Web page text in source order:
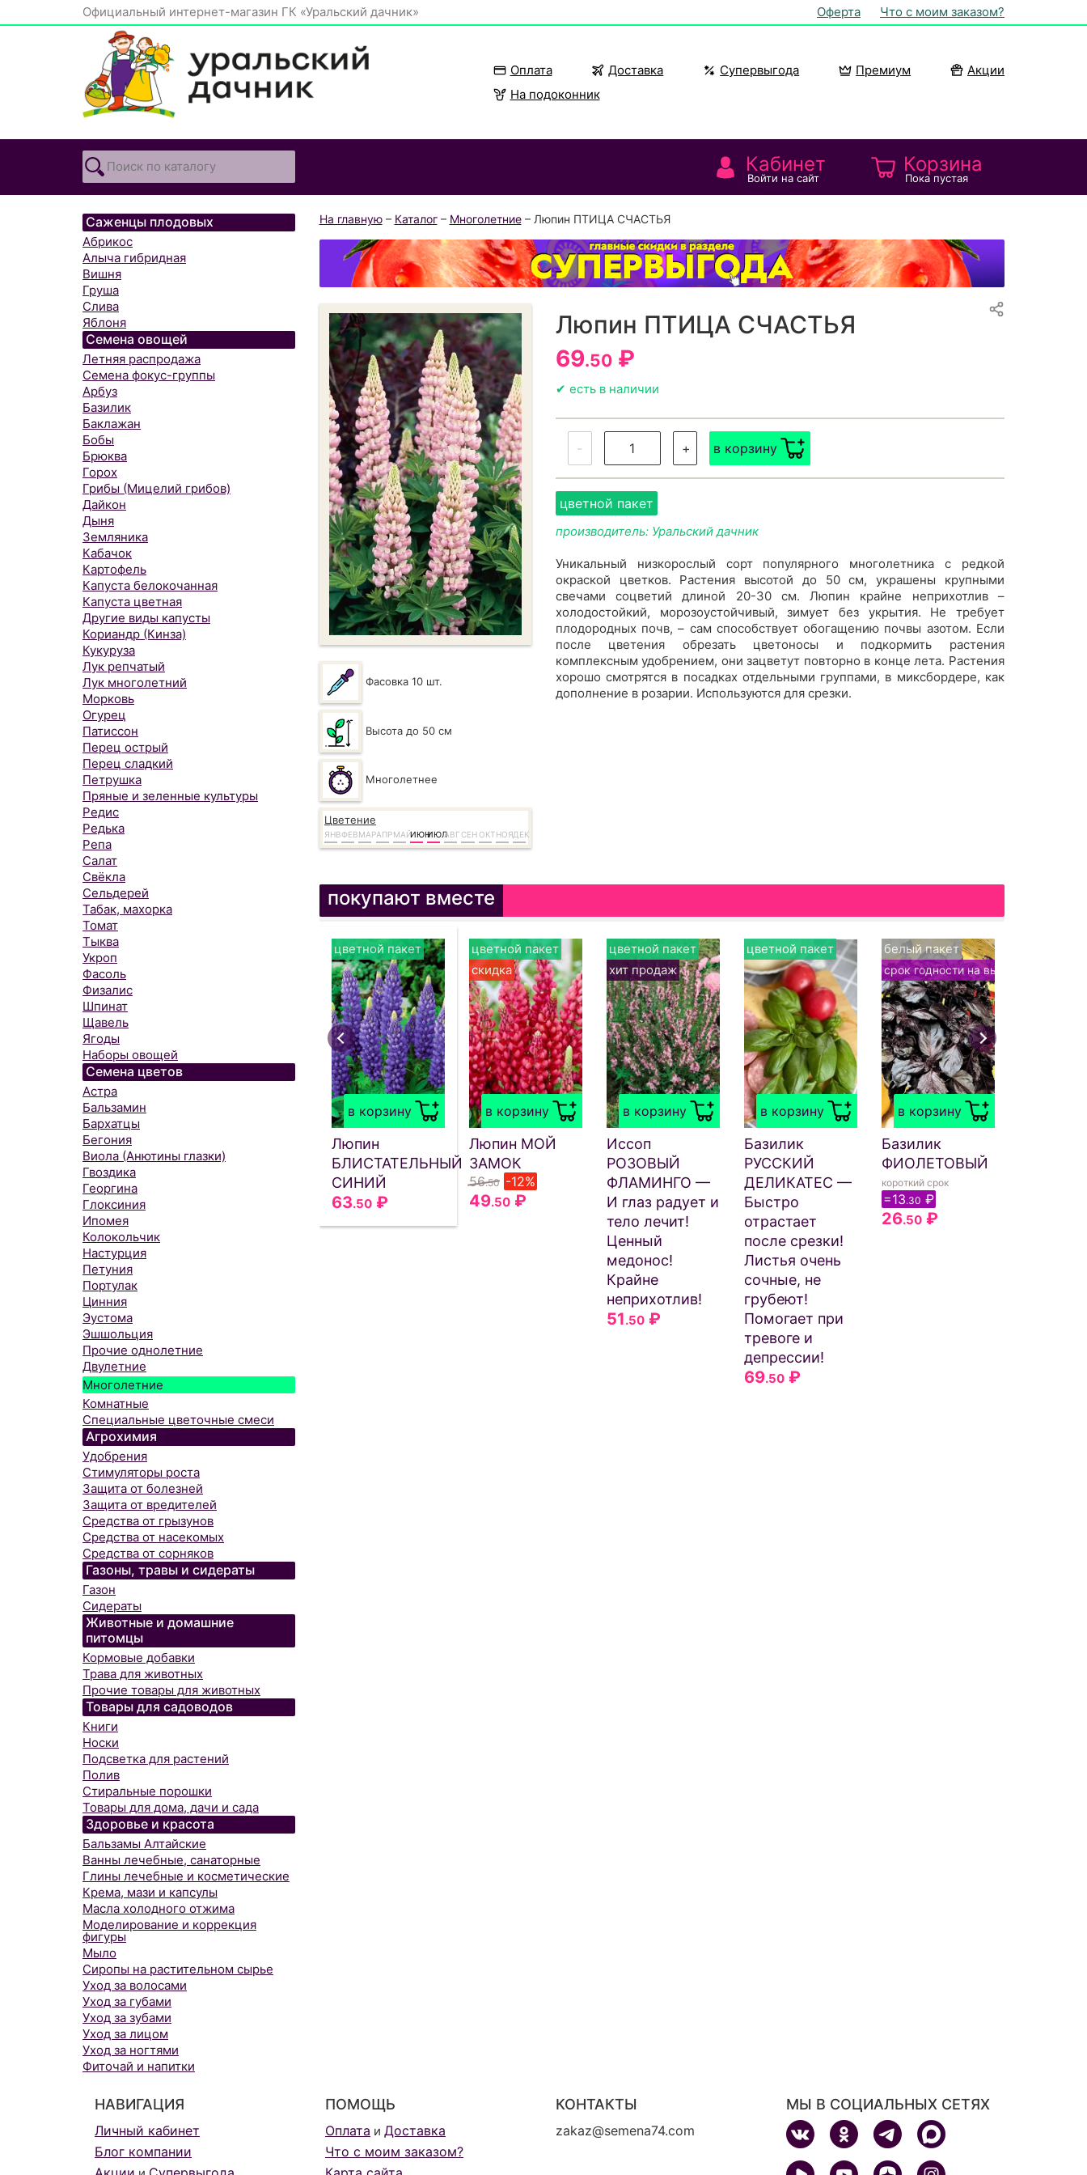
Официальный интернет-магазин ГК «Уральский дачник» Оферта Что с моим заказом?
Оплата Доставка Супервыгода Премиум
Акции
На подоконник
Кабинет
Войти на сайт
Корзина
Пока пустая
Саженцы плодовых
Абрикос
Алыча гибридная
Вишня
Груша
Слива
Яблоня
Семена овощей
Летняя распродажа
Семена фокус-группы
Арбуз
Базилик
Баклажан
Бобы
Брюква
Горох
Грибы (Мицелий грибов)
Дайкон
Дыня
Земляника
Кабачок
Картофель
Капуста белокочанная
Капуста цветная
Другие виды капусты
Кориандр (Кинза)
Кукуруза
Лук репчатый
Лук многолетний
Морковь
Огурец
Патиссон
Перец острый
Перец сладкий
Петрушка
Пряные и зеленные культуры
Редис
Редька
Репа
Салат
Свёкла
Сельдерей
Табак, махорка
Томат
Тыква
Укроп
Фасоль
Физалис
Шпинат
Щавель
Ягоды
Наборы овощей
Семена цветов
Астра
Бальзамин
Бархатцы
Бегония
Виола (Анютины глазки)
Гвоздика
Георгина
Глоксиния
Ипомея
Колокольчик
Настурция
Петуния
Портулак
Цинния
Эустома
Эшшольция
Прочие однолетние
Двулетние
Многолетние
Комнатные
Специальные цветочные смеси
Агрохимия
Удобрения
Стимуляторы роста
Защита от болезней
Защита от вредителей
Средства от грызунов
Средства от насекомых
Средства от сорняков
Газоны, травы и сидераты
Газон
Сидераты
Животные и домашние
питомцы
Кормовые добавки
Трава для животных
Прочие товары для животных
Товары для садоводов
Книги
Носки
Подсветка для растений
Полив
Стиральные порошки
Товары для дома, дачи и сада
Здоровье и красота
Бальзамы Алтайские
Ванны лечебные, санаторные
Глины лечебные и косметические
Крема, мази и капсулы
Масла холодного отжима
Моделирование и коррекция
фигуры
Мыло
Сиропы на растительном сырье
Уход за волосами
Уход за губами
Уход за зубами
Уход за лицом
Уход за ногтями
Фиточай и напитки
На главную– Каталог– Многолетние– Люпин ПТИЦА СЧАСТЬЯ
Фасовка 10 шт.
Высота до 50 см
Многолетнее
Цветение
ЯНВФЕВМАРАПР МАЙИЮНИЮЛАВГ СЕНОКТ НОЯДЕК
Люпин ПТИЦА СЧАСТЬЯ
69.50₽
✔ есть в наличии
- + в корзину
цветной пакет
производитель: Уральский дачник
Уникальный низкорослый сорт популярного многолетника с редкой
окраской цветков. Растения высотой до 50 см, украшены крупными
свечами соцветий длиной 20-30 см. Люпин крайне неприхотлив –
холодостойкий, морозоустойчивый, зимует без укрытия. Не требует
плодородных почв, – сам способствует обогащению почвы азотом. Если
после цветения обрезать цветоносы и подкормить растения
комплексным удобрением, они зацветут повторно в конце лета. Растения
хорошо смотрятся в посадках отдельными группами, в миксбордере, как
дополнение в розарии. Используются для срезки.
покупают вместе
в корзину
цветной пакет
Люпин
БЛИСТАТЕЛЬНЫЙ
СИНИЙ
63.50₽
в корзину
цветной пакет
скидка
Люпин МОЙ
ЗАМОК
56.50 -12%
49.50₽
в корзину
цветной пакет
хит продаж
Иссоп
РОЗОВЫЙ
ФЛАМИНГО —
И глаз радует и
тело лечит!
Ценный
медонос!
Крайне
неприхотлив!
51.50₽
в корзину
цветной пакет
Базилик
РУССКИЙ
ДЕЛИКАТЕС —
Быстро
отрастает
после срезки!
Листья очень
сочные, не
грубеют!
Помогает при
тревоге и
депрессии!
69.50₽
в корзину
белый пакет
срок годности на выбор
Базилик
ФИОЛЕТОВЫЙ
короткий срок
=13.30 ₽
26.50₽
НАВИГАЦИЯ
Личный кабинет
Блог компании
ПОМОЩЬ
Оплата и Доставка
Что с моим заказом?
КОНТАКТЫ
zakaz@semena74.com
МЫ В СОЦИАЛЬНЫХ СЕТЯХ